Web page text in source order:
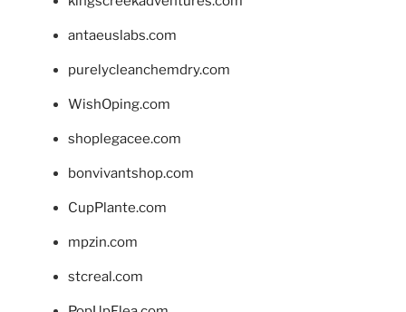
antaeuslabs.com
purelycleanchemdry.com
WishOping.com
shoplegacee.com
bonvivantshop.com
CupPlante.com
mpzin.com
stcreal.com